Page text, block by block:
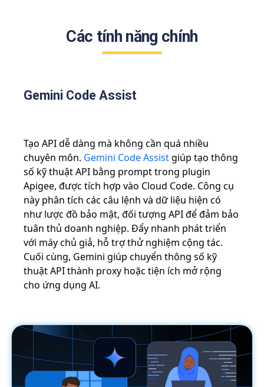
Các tính năng chính
Gemini Code Assist
Tạo API dễ dàng mà không cần quá nhiều
chuyên môn. Gemini Code Assistgiúp tạo thông
số kỹ thuật API bằng prompt trong plugin
Apigee, được tích hợp vào Cloud Code. Công cụ
này phân tích các câu lệnh và dữ liệu hiện có
như lược đồ bảo mật, đối tượng API để đảm bảo
tuân thủ doanh nghiệp. Đẩy nhanh phát triển
với máy chủ giả, hỗ trợ thử nghiệm cộng tác.
Cuối cùng, Gemini giúp chuyển thông số kỹ
thuật API thành proxy hoặc tiện ích mở rộng
cho ứng dụng AI.